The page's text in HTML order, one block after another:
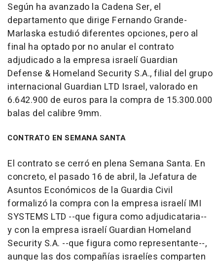
Según ha avanzado la Cadena Ser, el
departamento que dirige Fernando Grande-
Marlaska estudió diferentes opciones, pero al
final ha optado por no anular el contrato
adjudicado a la empresa israelí Guardian
Defense & Homeland Security S.A., filial del grupo
internacional Guardian LTD Israel, valorado en
6.642.900 de euros para la compra de 15.300.000
balas del calibre 9mm.
CONTRATO EN SEMANA SANTA
El contrato se cerró en plena Semana Santa. En
concreto, el pasado 16 de abril, la Jefatura de
Asuntos Económicos de la Guardia Civil
formalizó la compra con la empresa israelí IMI
SYSTEMS LTD --que figura como adjudicataria--
y con la empresa israelí Guardian Homeland
Security S.A. --que figura como representante--,
aunque las dos compañías israelíes comparten